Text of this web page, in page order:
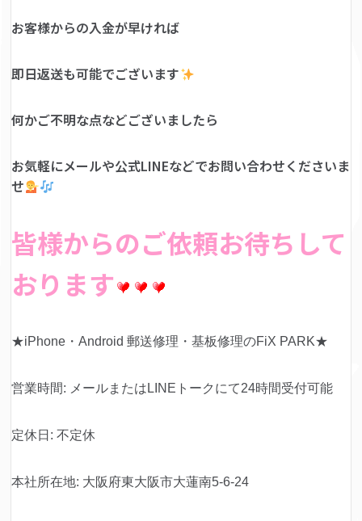
お客様からの入金が早ければ
即日返送も可能でございます
何かご不明な点などございましたら
お気軽にメールや公式LINEなどでお問い合わせくださいま
せ
皆様からのご依頼お待ちして
おります
★iPhone・Android 郵送修理・基板修理のFiX PARK★
営業時間: メールまたはLINEトークにて24時間受付可能
定休日: 不定休
本社所在地: 大阪府東大阪市大蓮南5-6-24